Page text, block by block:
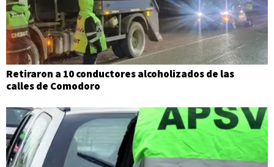
Retiraron a 10 conductores alcoholizados de las
calles de Comodoro